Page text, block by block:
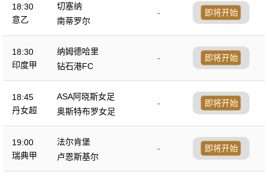
18:30
意乙
切塞纳
-
南蒂罗尔
即将开始
18:30
印度甲
纳姆德哈里
-
钻石港FC
即将开始
18:45
丹女超
ASA阿晓斯女足
-
奥斯特布罗女足
即将开始
19:00
瑞典甲
法尔肯堡
-
卢恩斯基尔
即将开始